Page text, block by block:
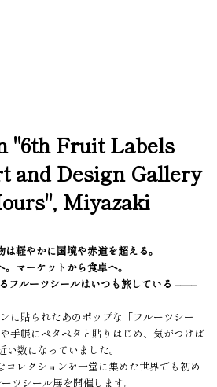
"6th Fruit Labels
and Design Gallery
Miyazaki
軽やかに国境や赤道を超える。
。マーケットから食卓へ。
フルーツシールはいつも旅している ––––
に貼られたあのポップな「フルーツシー
手帳にペタペタと貼りはじめ、気がつけば
い数になっていました。
コレクションを一堂に集めた世界でも初め
ツシール展を開催します。